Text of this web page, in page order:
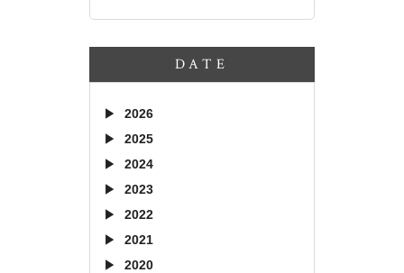
DATE
2026
2025
2024
2023
2022
2021
2020